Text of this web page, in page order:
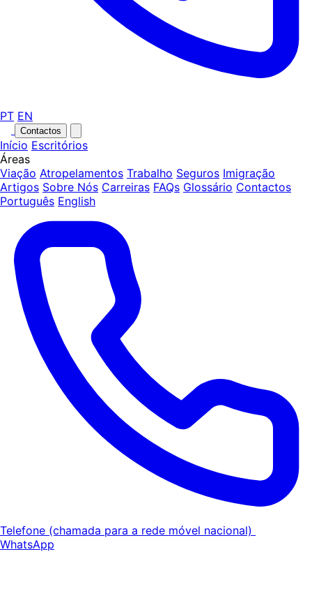
PT EN
Contactos
Início Escritórios
Áreas
Viação Atropelamentos Trabalho Seguros Imigração
Artigos Sobre Nós Carreiras FAQs Glossário Contactos
Português English
Telefone (chamada para a rede móvel nacional)
WhatsApp